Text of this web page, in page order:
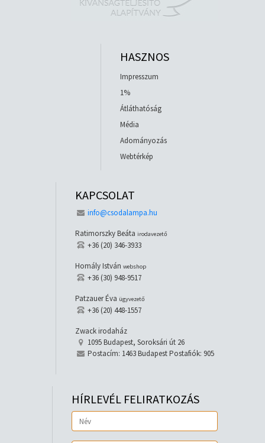
HASZNOS
Impresszum
1%
Átláthatóság
Média
Adományozás
Webtérkép
KAPCSOLAT
info@csodalampa.hu
Ratimorszky Beáta irodavezető
+36 (20) 346-3933
Homály István webshop
+36 (30) 948-9517
Patzauer Éva ügyvezető
+36 (20) 448-1557
Zwack irodaház
1095 Budapest, Soroksári út 26
Postacím: 1463 Budapest Postafiók: 905
HÍRLEVÉL FELIRATKOZÁS